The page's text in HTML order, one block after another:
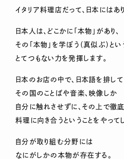
イタリア料理店だって、日本にはあり
日本人は、どこかに「本物」があり、
その「本物」を学ぼう（真似ぶ）と
とてつもない力を発揮します。
日本のお店の中で、日本語を排して
その国のことばや音楽、映像しか
自分に触れさせずに、その上で徹
料理に向き合うということをやって
自分が取り組む分野には
なにがしかの本物が存在する。